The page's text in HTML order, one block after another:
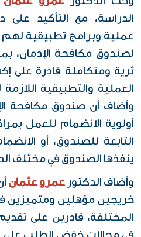
الدراسة، مع التأكيد
عملية وبرامج تطبيقية لهم
لصندوق مكافحة الإدمان،
ثرية ومتكاملة قادرة على
العملية والتطبيقية
وأضاف أن صندوق مكافحة
أولوية الانضمام للعمل
التابعة للصندوق، أو
ينفذها الصندوق في مختلف
وأضاف الدكتورعمرو عثمان
خريجين مؤهلين ومتميزين
المختلفة، قادرين على